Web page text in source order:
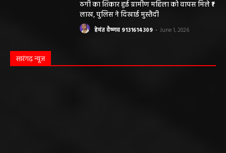
ठगी का शिकार हुई ग्रामीण महिला को वापस मिले ₹1
लाख, पुलिस ने दिखाई मुस्तैदी
हेमंत वैष्णव 9131614309 - June 1, 2026
सारंगढ़ न्यूज़